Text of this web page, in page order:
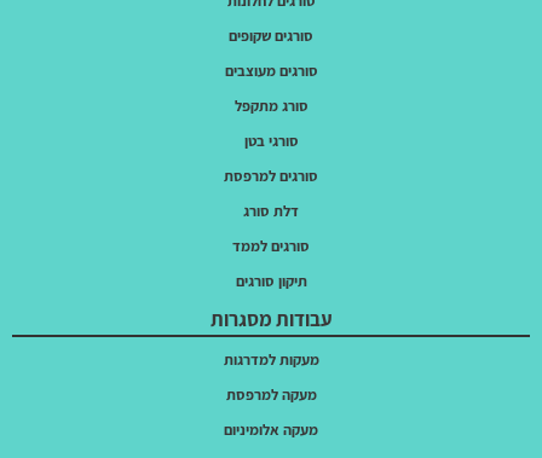
סורגים שקופים
סורגים מעוצבים
סורג מתקפל
סורגי בטן
סורגים למרפסת
דלת סורג
סורגים לממד
תיקון סורגים
עבודות מסגרות
מעקות למדרגות
מעקה למרפסת
מעקה אלומיניום